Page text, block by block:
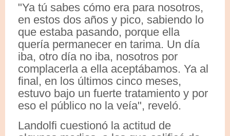
"Ya tú sabes cómo era para nosotros,
en estos dos años y pico, sabiendo lo
que estaba pasando, porque ella
quería permanecer en tarima. Un día
iba, otro día no iba, nosotros por
complacerla a ella aceptábamos. Ya al
final, en los últimos cinco meses,
estuvo bajo un fuerte tratamiento y por
eso el público no la veía", reveló.
Landolfi cuestionó la actitud de